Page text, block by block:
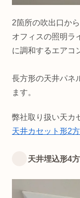
2箇所の吹出口か
オフィスの照明ラ
に調和するエアコ
長方形の天井パネ
ます。
弊社取り扱い天カ
天井カセット形2
天井埋込形4